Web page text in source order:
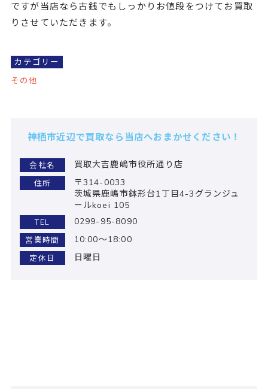
ですが当店なら古銭でもしっかりお値段をつけてお買取
りさせていただきます。
カテゴリー
その他
神栖市近辺で買取なら当店へおまかせください！
会社名 買取大吉鹿嶋市役所通り店
住所
〒314-0033
茨城県鹿嶋市鉢形台1丁目4-3グランジュ
ールkoei 105
TEL 0299-95-8090
営業時間 10:00～18:00
定休日 日曜日